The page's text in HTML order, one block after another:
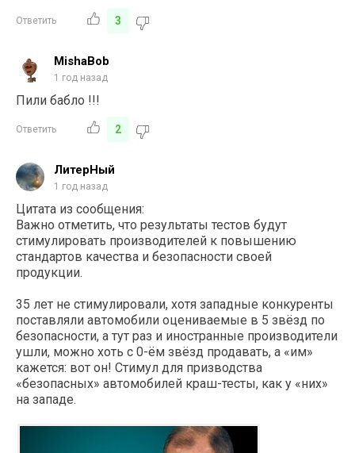
Ответить 3
MishaBob
1 год назад
Пили бабло !!!
Ответить 2
ЛитерНый
1 год назад
Цитата из сообщения:
Важно отметить, что результаты тестов будут
стимулировать производителей к повышению
стандартов качества и безопасности своей
продукции.
35 лет не стимулировали, хотя западные конкуренты
поставляли автомобили оцениваемые в 5 звёзд по
безопасности, а тут раз и иностранные производители
ушли, можно хоть с 0-ём звёзд продавать, а «им»
кажется: вот он! Стимул для призводства
«безопасных» автомобилей краш-тесты, как у «них»
на западе.